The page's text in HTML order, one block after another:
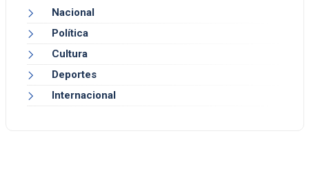
Nacional
Política
Cultura
Deportes
Internacional